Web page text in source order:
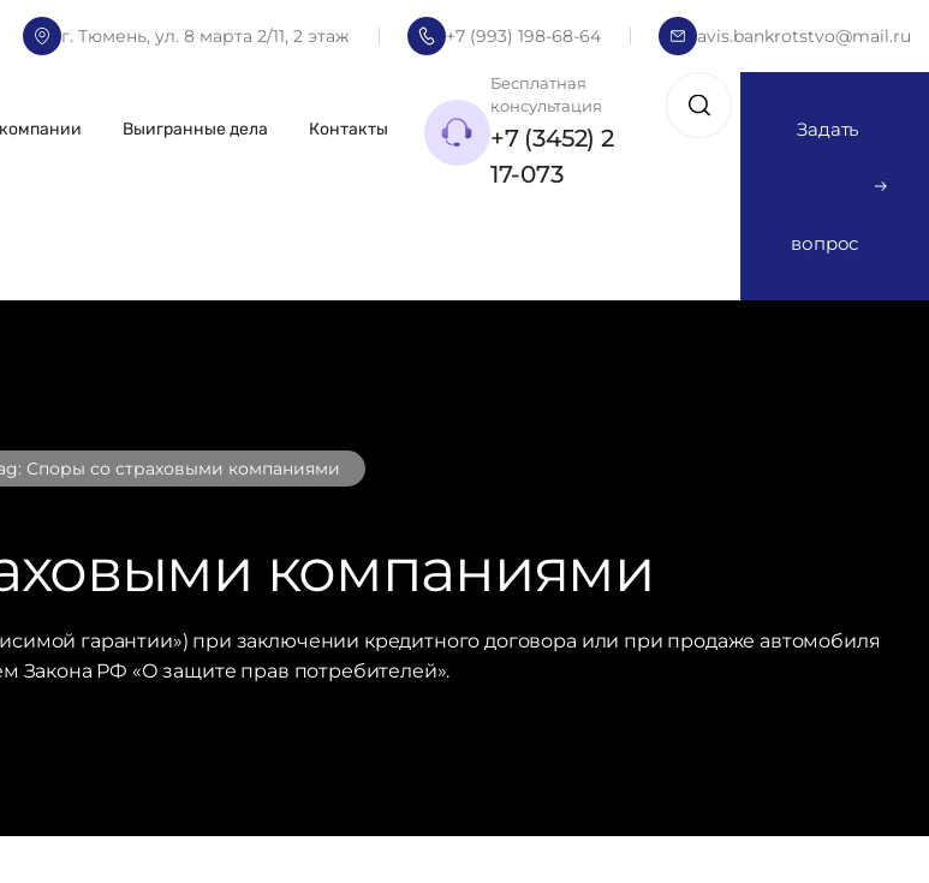
г. Тюмень, ул. 8 марта 2/11, 2 этаж +7 (993) 198-68-64 avis.bankrotstvo@mail.ru
Выигранные дела Контакты
Бесплатная
консультация
+7 (3452) 2
17-073
Задать
вопрос
Споры со страховыми компаниями
компаниями
гарантии») при заключении кредитного договора или при продаже автомобиля
Закона РФ «О защите прав потребителей».